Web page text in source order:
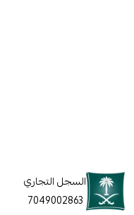
السجل التجاري
7049002863